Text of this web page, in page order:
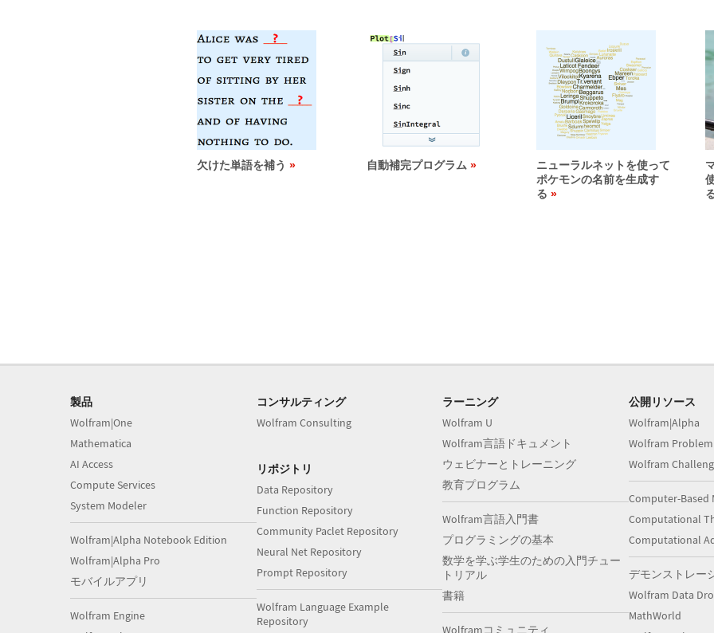
欠けた単語を補う 自動補完プログラム
ニューラルネットを使って
ポケモンの名前を生成す
る
製品
Wolfram|One
Mathematica
AI Access
Compute Services
System Modeler
Wolfram|Alpha Notebook Edition
Wolfram|Alpha Pro
モバイルアプリ
Wolfram Engine
コンサルティング
Wolfram Consulting
リポジトリ
Data Repository
Function Repository
Community Paclet Repository
Neural Net Repository
Prompt Repository
Wolfram Language Example
Repository
ラーニング
Wolfram U
Wolfram言語ドキュメント
ウェビナーとトレーニング
教育プログラム
Wolfram言語入門書
プログラミングの基本
数学を学ぶ学生のための入門チュー
トリアル
書籍
Wolframコミュニティ
公開リソース
Wolfram|Alpha
Wolfram
Wolfram
Computer-Based
Computational
Computational
デモンストレー
Wolfram Data
MathWorld